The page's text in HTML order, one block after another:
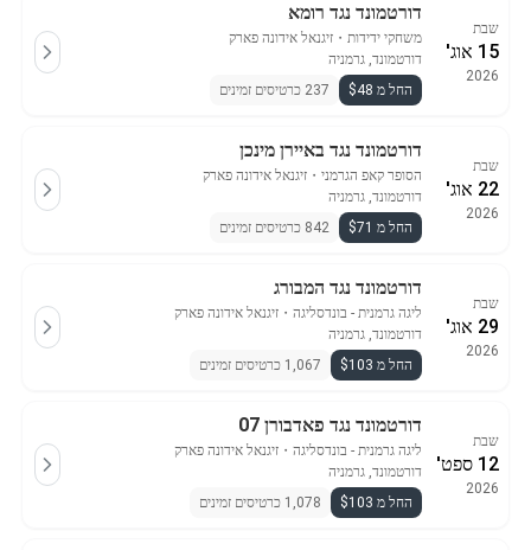
שבת
15 אוג'
2026
דורטמונד נגד רומא
משחקי ידידות ・ זיגנאל אידונה פארק
דורטמונד, גרמניה
החל מ $48
237 כרטיסים זמינים
שבת
22 אוג'
2026
דורטמונד נגד באיירן מינכן
הסופר קאפ הגרמני ・ זיגנאל אידונה פארק
דורטמונד, גרמניה
החל מ $71
842 כרטיסים זמינים
שבת
29 אוג'
2026
דורטמונד נגד המבורג
ליגה גרמנית - בונדסליגה ・ זיגנאל אידונה פארק
דורטמונד, גרמניה
החל מ $103
1,067 כרטיסים זמינים
שבת
12 ספט'
2026
דורטמונד נגד פאדבורן 07
ליגה גרמנית - בונדסליגה ・ זיגנאל אידונה פארק
דורטמונד, גרמניה
החל מ $103
1,078 כרטיסים זמינים